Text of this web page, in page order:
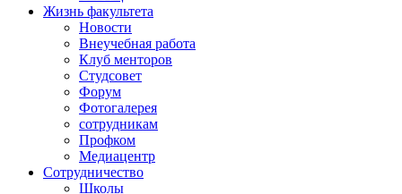
Жизнь факультета
Новости
Внеучебная работа
Клуб менторов
Студсовет
Форум
Фотогалерея
сотрудникам
Профком
Медиацентр
Сотрудничество
Школы